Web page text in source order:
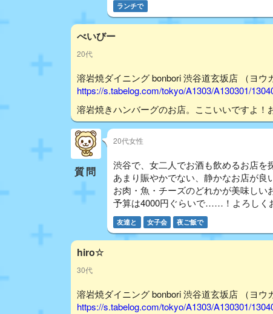
ランチで
べいびー
20代
溶岩焼ダイニング bonbori 渋谷道玄坂店 （ヨ
https://s.tabelog.com/tokyo/A1303/A130301/
溶岩焼きハンバーグのお店。ここいいですよ！
質問
20代女性
渋谷で、女二人でお酒も飲めるお店を
あまり賑やかでない、静かなお店が良
お肉・魚・チーズのどれかが美味しい
予算は4000円ぐらいで……！よろしく
友達と 女子会 夜ご飯で
hiro☆
30代
溶岩焼ダイニング bonbori 渋谷道玄坂店 （ヨ
https://s.tabelog.com/tokyo/A1303/A130301/